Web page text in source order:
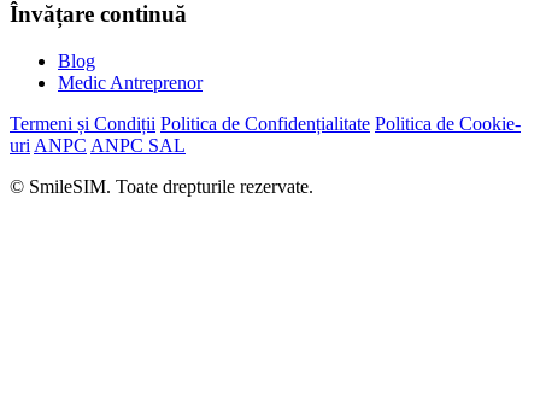
Învățare continuă
Blog
Medic Antreprenor
Termeni și Condiții Politica de Confidențialitate Politica de Cookie-
uri ANPC ANPC SAL
© SmileSIM. Toate drepturile rezervate.